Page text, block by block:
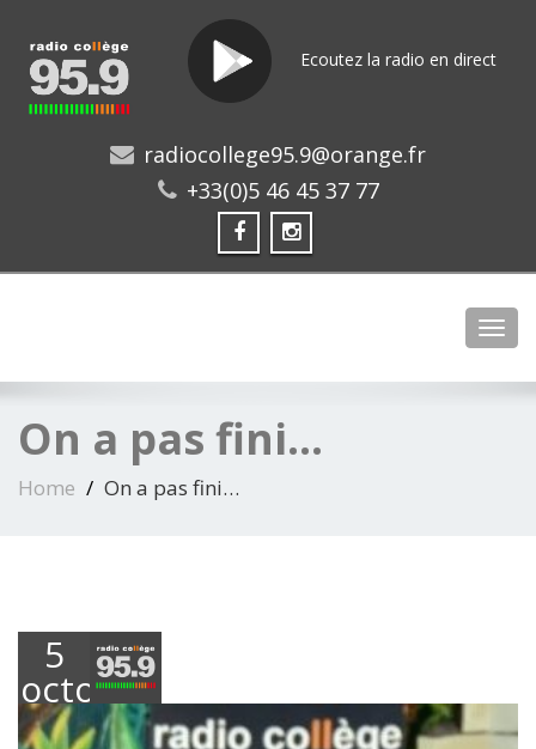
Ecoutez la radio en direct
radiocollege95.9@orange.fr
+33(0)5 46 45 37 77
On a pas fini…
Home On a pas fini…
5
octobre
2017